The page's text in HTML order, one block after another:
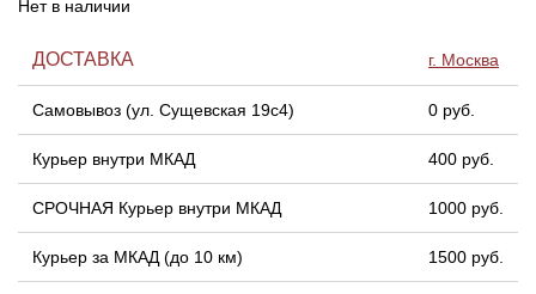
Нет в наличии
ДОСТАВКА г. Москва
Самовывоз (ул. Сущевская 19с4) 0 руб.
Курьер внутри МКАД 400 руб.
СРОЧНАЯ Курьер внутри МКАД 1000 руб.
Курьер за МКАД (до 10 км) 1500 руб.